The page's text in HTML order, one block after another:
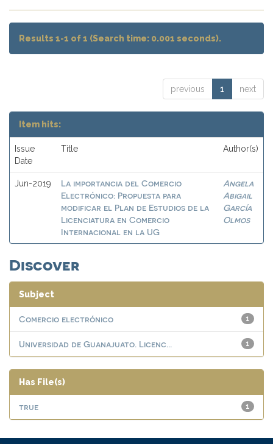
Results 1-1 of 1 (Search time: 0.001 seconds).
previous 1 next
Item hits:
Issue
Date
Title Author(s)
Jun-2019
La importancia del Comercio
Electrónico: Propuesta para
modificar el Plan de Estudios de la
Licenciatura en Comercio
Internacional en la UG
Angela
Abigail
García
Olmos
Discover
Subject
1
Comercio electrónico
1
Universidad de Guanajuato. Licenc...
Has File(s)
1
true